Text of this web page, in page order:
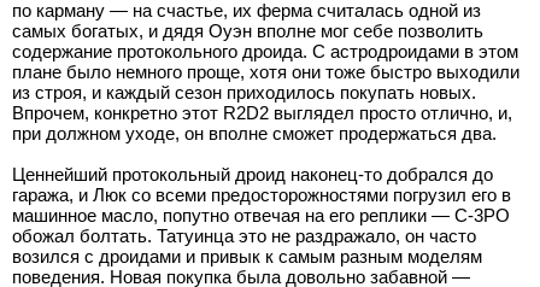
по карману — на счастье, их ферма считалась одной из
самых богатых, и дядя Оуэн вполне мог себе позволить
содержание протокольного дроида. С астродроидами в этом
плане было немного проще, хотя они тоже быстро выходили
из строя, и каждый сезон приходилось покупать новых.
Впрочем, конкретно этот R2D2 выглядел просто отлично, и,
при должном уходе, он вполне сможет продержаться два.
Ценнейший протокольный дроид наконец-то добрался до
гаража, и Люк со всеми предосторожностями погрузил его в
машинное масло, попутно отвечая на его реплики — С-3РО
обожал болтать. Татуинца это не раздражало, он часто
возился с дроидами и привык к самым разным моделям
поведения. Новая покупка была довольно забавной —